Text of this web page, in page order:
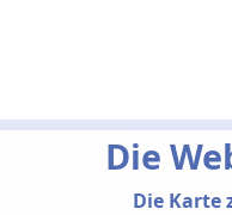
Die
Die Karte